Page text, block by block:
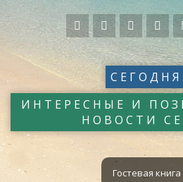
ИНТЕРЕСНЫЕ И
НОВОСТИ